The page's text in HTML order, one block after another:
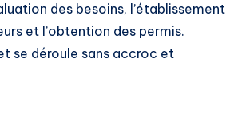
des besoins, l’établissement
et l’obtention des permis.
se déroule sans accroc et